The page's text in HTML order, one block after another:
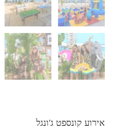
אירוע קונספט ג'ונגל